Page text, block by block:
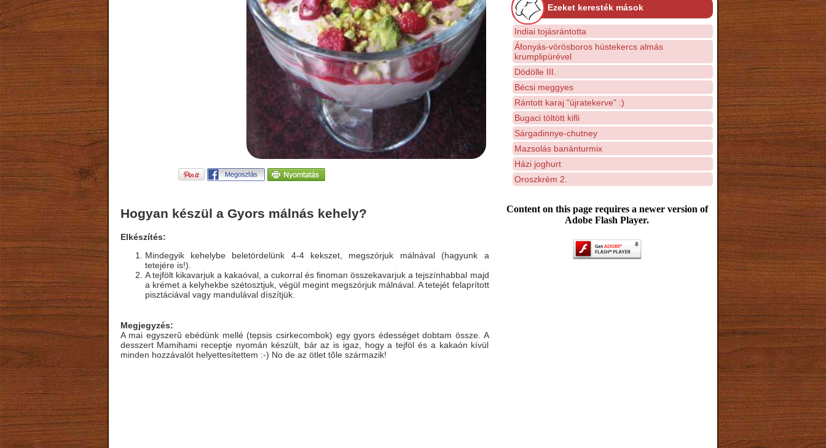
Hogyan készül a Gyors málnás kehely?
Elkészítés:
Mindegyik kehelybe beletördelünk 4-4 kekszet, megszórjuk málnával (hagyunk a
tetejére is!).
A tejfölt kikavarjuk a kakaóval, a cukorral és finoman összekavarjuk a tejszínhabbal majd
a krémet a kelyhekbe szétosztjuk, végül megint megszórjuk málnával. A tetejét felaprított
pisztáciával vagy mandulával díszítjük.
Megjegyzés:
A mai egyszerû ebédünk mellé (tepsis csirkecombok) egy gyors édességet dobtam össze. A
desszert Mamihami receptje nyomán készült, bár az is igaz, hogy a tejföl és a kakaón kívül
minden hozzávalót helyettesítettem :-) No de az ötlet tõle származik!
Ezeket keresték mások
Indiai tojásrántotta
Áfonyás-vörösboros hústekercs almás
krumplipürével
Dödölle III.
Bécsi meggyes
Rántott karaj "újratekerve" :)
Bugaci töltött kifli
Sárgadinnye-chutney
Mazsolás banánturmix
Házi joghurt
Oroszkrém 2.
Content on this page requires a newer version of
Adobe Flash Player.